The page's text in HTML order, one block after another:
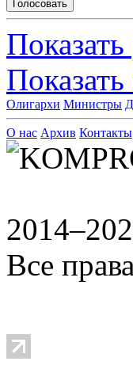
Олигархи Министры
О нас Архив Контакты
Все